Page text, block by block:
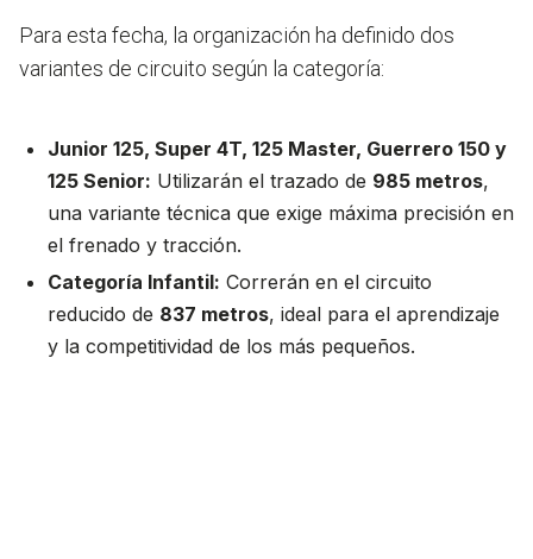
Para esta fecha, la organización ha definido dos
variantes de circuito según la categoría:
Junior 125, Super 4T, 125 Master, Guerrero 150 y
125 Senior: Utilizarán el trazado de 985 metros,
una variante técnica que exige máxima precisión en
el frenado y tracción.
Categoría Infantil: Correrán en el circuito
reducido de 837 metros, ideal para el aprendizaje
y la competitividad de los más pequeños.